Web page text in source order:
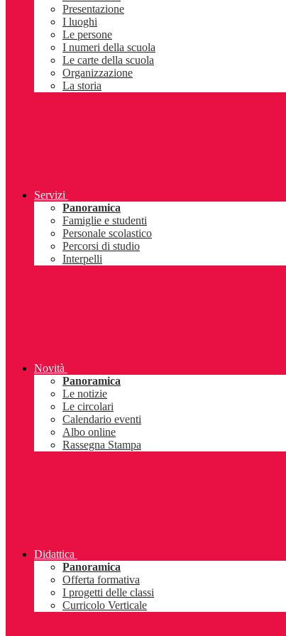
Presentazione
I luoghi
Le persone
I numeri della scuola
Le carte della scuola
Organizzazione
La storia
Servizi
Panoramica
Famiglie e studenti
Personale scolastico
Percorsi di studio
Interpelli
Novità
Panoramica
Le notizie
Le circolari
Calendario eventi
Albo online
Rassegna Stampa
Didattica
Panoramica
Offerta formativa
I progetti delle classi
Curricolo Verticale